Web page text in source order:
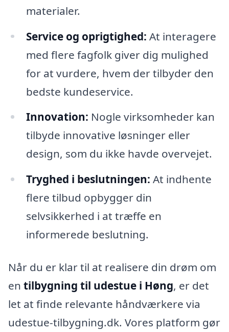
materialer.
Service og oprigtighed: At interagere
med flere fagfolk giver dig mulighed
for at vurdere, hvem der tilbyder den
bedste kundeservice.
Innovation: Nogle virksomheder kan
tilbyde innovative løsninger eller
design, som du ikke havde overvejet.
Tryghed i beslutningen: At indhente
flere tilbud opbygger din
selvsikkerhed i at træffe en
informerede beslutning.
Når du er klar til at realisere din drøm om
en tilbygning til udestue i Høng, er det
let at finde relevante håndværkere via
udestue-tilbygning.dk. Vores platform gør